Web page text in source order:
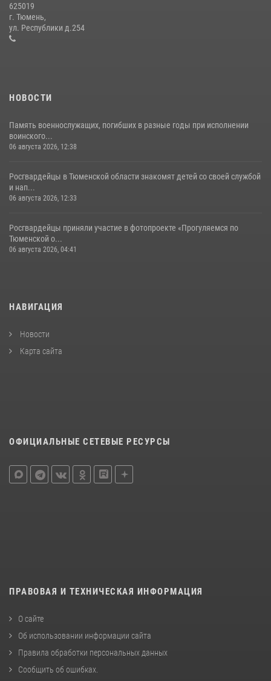
Росгвардейцы в День семьи, любви и верности оказали помощь
жителям Тюмени, оказавшимся в сложной жизненной ситуации
08 июля 2026, 09:38
625019
г. Тюмень,
ул. Республики д.254
НОВОСТИ
Память военнослужащих, погибших в разные годы при исполнении
воинского...
06 августа 2026, 12:38
Росгвардейцы в Тюменской области знакомят детей со своей службой
и нап...
06 августа 2026, 12:33
Росгвардейцы приняли участие в фотопроекте «Прогуляемся по
Тюменской о...
06 августа 2026, 04:41
НАВИГАЦИЯ
Новости
Карта сайта
ОФИЦИАЛЬНЫЕ СЕТЕВЫЕ РЕСУРСЫ
ПРАВОВАЯ И ТЕХНИЧЕСКАЯ ИНФОРМАЦИЯ
О сайте
Об использовании информации сайта
Правила обработки персональных данных
Сообщить об ошибках